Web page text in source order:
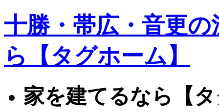
十勝・帯広・音更
ら【タグホーム】
家を建てるなら【